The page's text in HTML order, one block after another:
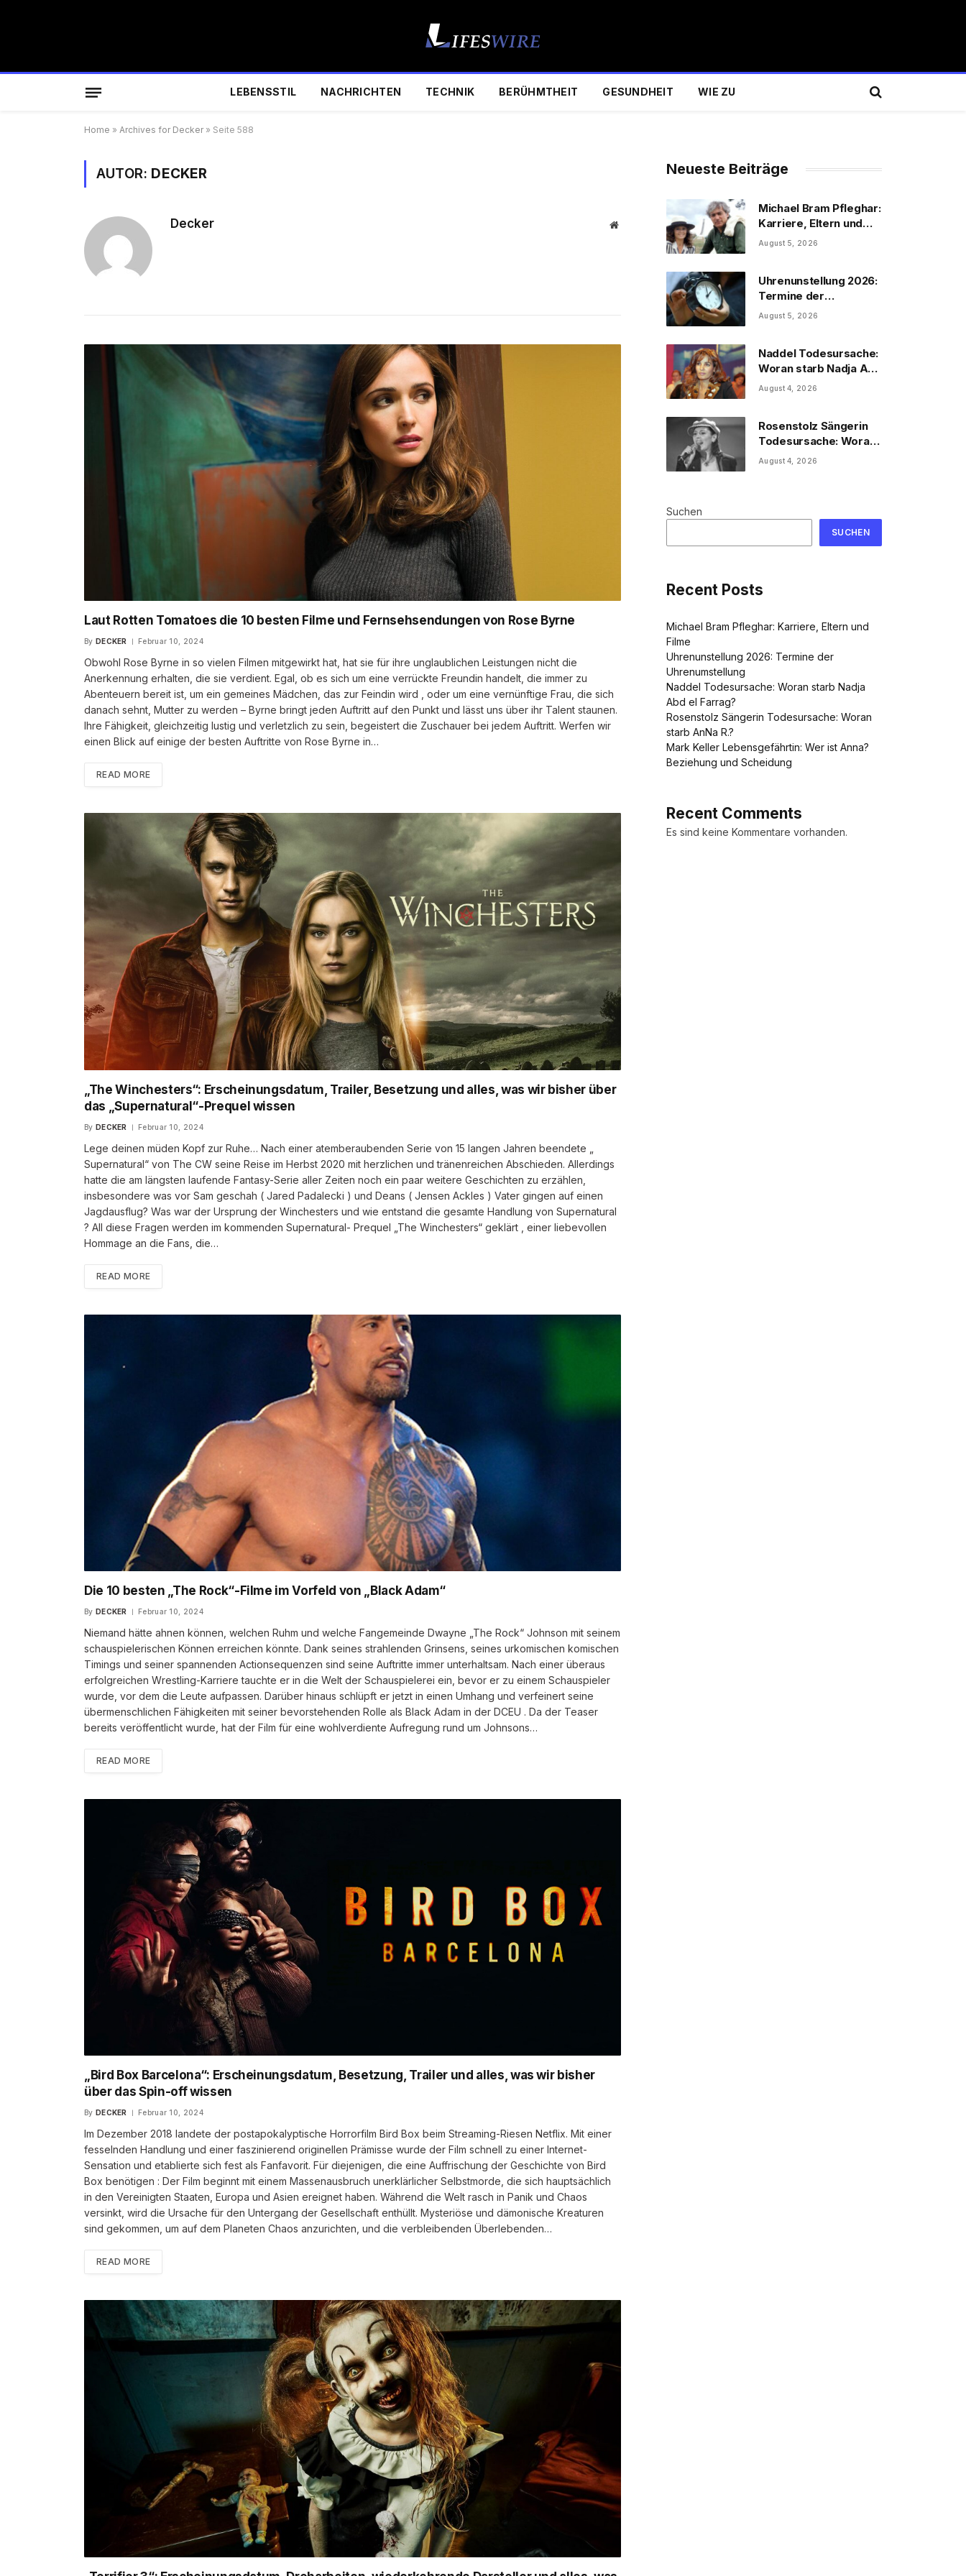
LEBENSSTIL NACHRICHTEN TECHNIK BERÜHMTHEIT GESUNDHEIT WIE ZU
Home » Archives for Decker» Seite 588
AUTOR: DECKER
Decker Website
Laut Rotten Tomatoes die 10 besten Filme und Fernsehsendungen von Rose Byrne
By DECKER Februar 10, 2024
Obwohl Rose Byrne in so vielen Filmen mitgewirkt hat, hat sie für ihre unglaublichen Leistungen nicht die
Anerkennung erhalten, die sie verdient. Egal, ob es sich um eine verrückte Freundin handelt, die immer zu
Abenteuern bereit ist, um ein gemeines Mädchen, das zur Feindin wird , oder um eine vernünftige Frau, die sich
danach sehnt, Mutter zu werden – Byrne bringt jeden Auftritt auf den Punkt und lässt uns über ihr Talent staunen.
Ihre Fähigkeit, gleichzeitig lustig und verletzlich zu sein, begeistert die Zuschauer bei jedem Auftritt. Werfen wir
einen Blick auf einige der besten Auftritte von Rose Byrne in…
READ MORE
„The Winchesters“: Erscheinungsdatum, Trailer, Besetzung und alles, was wir bisher über
das „Supernatural“-Prequel wissen
By DECKER Februar 10, 2024
Lege deinen müden Kopf zur Ruhe… Nach einer atemberaubenden Serie von 15 langen Jahren beendete „
Supernatural“ von The CW seine Reise im Herbst 2020 mit herzlichen und tränenreichen Abschieden. Allerdings
hatte die am längsten laufende Fantasy-Serie aller Zeiten noch ein paar weitere Geschichten zu erzählen,
insbesondere was vor Sam geschah ( Jared Padalecki ) und Deans ( Jensen Ackles ) Vater gingen auf einen
Jagdausflug? Was war der Ursprung der Winchesters und wie entstand die gesamte Handlung von Supernatural
? All diese Fragen werden im kommenden Supernatural- Prequel „The Winchesters“ geklärt , einer liebevollen
Hommage an die Fans, die…
READ MORE
Die 10 besten „The Rock“-Filme im Vorfeld von „Black Adam“
By DECKER Februar 10, 2024
Niemand hätte ahnen können, welchen Ruhm und welche Fangemeinde Dwayne „The Rock“ Johnson mit seinem
schauspielerischen Können erreichen könnte. Dank seines strahlenden Grinsens, seines urkomischen komischen
Timings und seiner spannenden Actionsequenzen sind seine Auftritte immer unterhaltsam. Nach einer überaus
erfolgreichen Wrestling-Karriere tauchte er in die Welt der Schauspielerei ein, bevor er zu einem Schauspieler
wurde, vor dem die Leute aufpassen. Darüber hinaus schlüpft er jetzt in einen Umhang und verfeinert seine
übermenschlichen Fähigkeiten mit seiner bevorstehenden Rolle als Black Adam in der DCEU . Da der Teaser
bereits veröffentlicht wurde, hat der Film für eine wohlverdiente Aufregung rund um Johnsons…
READ MORE
„Bird Box Barcelona“: Erscheinungsdatum, Besetzung, Trailer und alles, was wir bisher
über das Spin-off wissen
By DECKER Februar 10, 2024
Im Dezember 2018 landete der postapokalyptische Horrorfilm Bird Box beim Streaming-Riesen Netflix. Mit einer
fesselnden Handlung und einer faszinierend originellen Prämisse wurde der Film schnell zu einer Internet-
Sensation und etablierte sich fest als Fanfavorit. Für diejenigen, die eine Auffrischung der Geschichte von Bird
Box benötigen : Der Film beginnt mit einem Massenausbruch unerklärlicher Selbstmorde, die sich hauptsächlich
in den Vereinigten Staaten, Europa und Asien ereignet haben. Während die Welt rasch in Panik und Chaos
versinkt, wird die Ursache für den Untergang der Gesellschaft enthüllt. Mysteriöse und dämonische Kreaturen
sind gekommen, um auf dem Planeten Chaos anzurichten, und die verbleibenden Überlebenden…
READ MORE
Neueste Beiträge
Michael Bram Pfleghar:
Karriere, Eltern und
Filme
August 5, 2026
Uhrenunstellung 2026:
Termine der
Uhrenumstellung
August 5, 2026
Naddel Todesursache:
Woran starb Nadja Abd
el Farrag?
August 4, 2026
Rosenstolz Sängerin
Todesursache: Woran
starb AnNa R.?
August 4, 2026
Suchen
SUCHEN
Recent Posts
Michael Bram Pfleghar: Karriere, Eltern und
Filme
Uhrenunstellung 2026: Termine der
Uhrenumstellung
Naddel Todesursache: Woran starb Nadja
Abd el Farrag?
Rosenstolz Sängerin Todesursache: Woran
starb AnNa R.?
Mark Keller Lebensgefährtin: Wer ist Anna?
Beziehung und Scheidung
Recent Comments
Es sind keine Kommentare vorhanden.